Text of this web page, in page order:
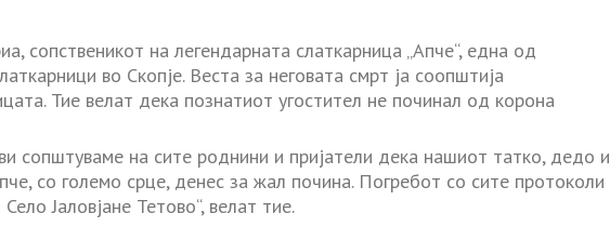
сопственикот на легендарната слаткарница „Апче“, една од
во Скопје. Веста за неговата смрт ја соопштија
Тие велат дека познатиот угостител не починал од корона
сопштуваме на сите роднини и пријатели дека нашиот татко, дедо и
со големо срце, денес за жал почина. Погребот со сите протоколи
Јаловјане Тетово“, велат тие.